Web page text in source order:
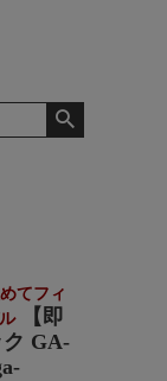
てフィ
【即
GA-